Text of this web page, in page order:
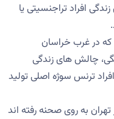
افراد تراجنسیتی یا
که در غرب خراسان
چالش های زندگی
ترنس سوژه اصلی تولید
به روی صحنه رفته اند